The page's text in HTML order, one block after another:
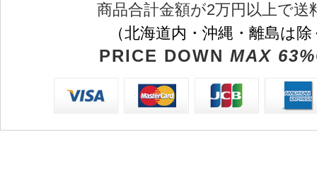
商品合計金額が2万円以上で送
（北海道内・沖縄・離島は
PRICE DOWN MAX